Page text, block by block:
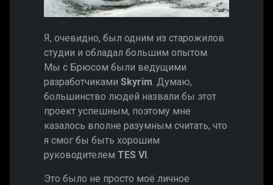
Я, очевидно, был одним из старожилов
студии и обладал большим опытом.
Мы с Брюсом были ведущими
разработчиками Skyrim. Думаю,
большинство людей назвали бы этот
проект успешным, поэтому мне
казалось вполне разумным считать, что
я смог бы быть хорошим
руководителем TES VI.
Это было не просто моё личное